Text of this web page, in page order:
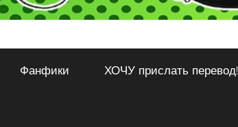
Фанфики ХОЧУ прислать перевод!